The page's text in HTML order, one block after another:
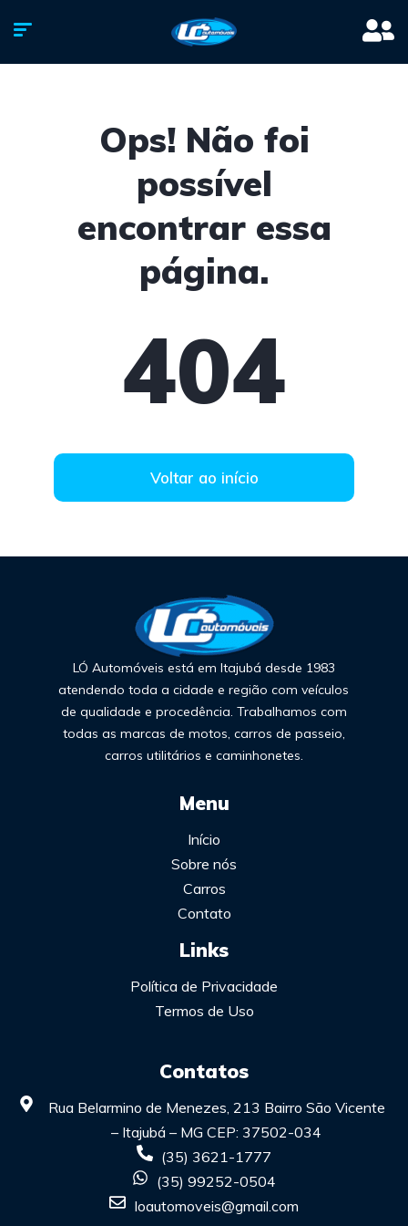
Ops! Não foi
possível
encontrar essa
página.
404
Voltar ao início
LÓ Automóveis está em Itajubá desde 1983
atendendo toda a cidade e região com veículos
de qualidade e procedência. Trabalhamos com
todas as marcas de motos, carros de passeio,
carros utilitários e caminhonetes.
Menu
Início
Sobre nós
Carros
Contato
Links
Política de Privacidade
Termos de Uso
Contatos
Rua Belarmino de Menezes, 213 Bairro São Vicente
– Itajubá – MG CEP: 37502-034
(35) 3621-1777
(35) 99252-0504
loautomoveis@gmail.com